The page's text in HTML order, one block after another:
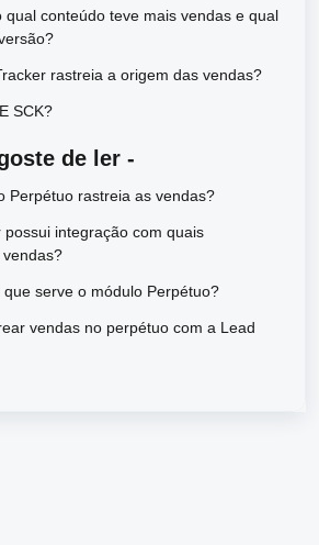
qual conteúdo teve mais vendas e qual
rastreia a origem das vendas?
SCK?
de ler -
Perpétuo rastreia as vendas?
possui integração com quais
serve o módulo Perpétuo?
vendas no perpétuo com a Lead